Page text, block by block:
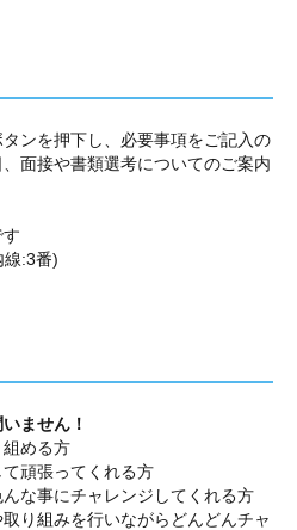
ンを押下し、必要事項をご記入の
面接や書類選考についてのご案内
:3番)
ません！
組める方
て頑張ってくれる方
な事にチャレンジしてくれる方
り組みを行いながらどんどんチャ